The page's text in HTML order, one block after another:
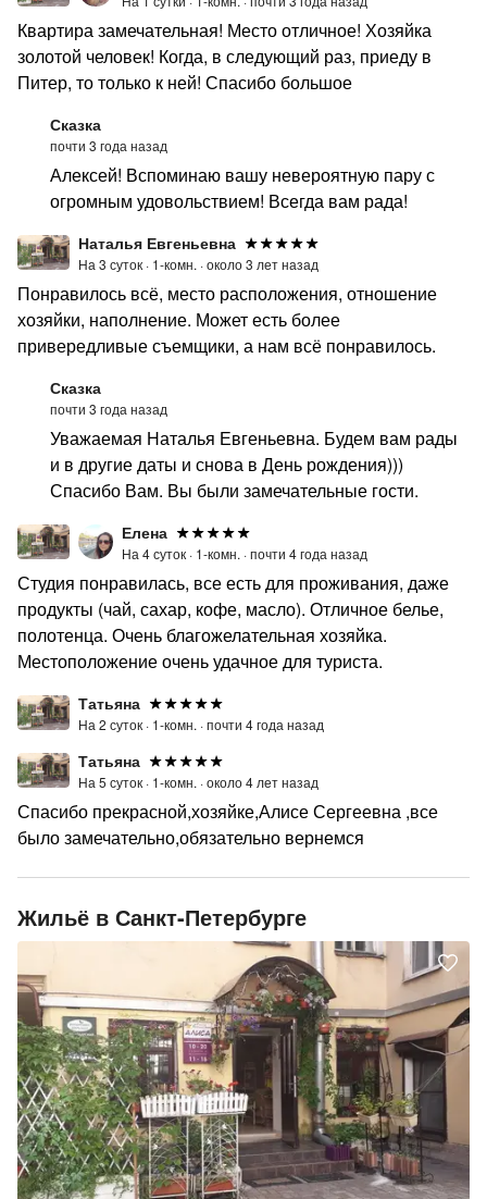
Квартира замечательная! Место отличное! Хозяйка
золотой человек! Когда, в следующий раз, приеду в
Питер, то только к ней! Спасибо большое
Сказка
почти 3 года назад
Алексей! Вспоминаю вашу невероятную пару с
огромным удовольствием! Всегда вам рада!
Наталья Евгеньевна
На 3 суток · 1-комн. ·около 3 лет назад
Понравилось всё, место расположения, отношение
хозяйки, наполнение. Может есть более
привередливые съемщики, а нам всё понравилось.
Сказка
почти 3 года назад
Уважаемая Наталья Евгеньевна. Будем вам рады
и в другие даты и снова в День рождения)))
Спасибо Вам. Вы были замечательные гости.
Елена
На 4 суток · 1-комн. ·почти 4 года назад
Студия понравилась, все есть для проживания, даже
продукты (чай, сахар, кофе, масло). Отличное белье,
полотенца. Очень благожелательная хозяйка.
Местоположение очень удачное для туриста.
Татьяна
На 2 суток · 1-комн. ·почти 4 года назад
Татьяна
На 5 суток · 1-комн. ·около 4 лет назад
Спасибо прекрасной,хозяйке,Алисе Сергеевна ,все
было замечательно,обязательно вернемся
Жильё в Санкт-Петербурге